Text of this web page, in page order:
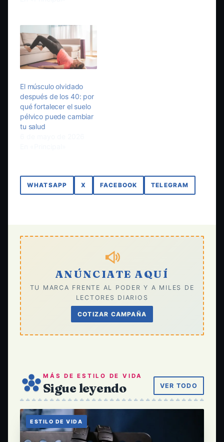
El músculo olvidado
después de los 40: por
qué fortalecer el suelo
pélvico puede cambiar
tu salud
WHATSAPP X FACEBOOK TELEGRAM
ANÚNCIATE AQUÍ
TU MARCA FRENTE AL PODER Y A MILES DE
LECTORES DIARIOS
COTIZAR CAMPAÑA
MÁS DE ESTILO DE VIDA
Sigue leyendo VER TODO
ESTILO DE VIDA